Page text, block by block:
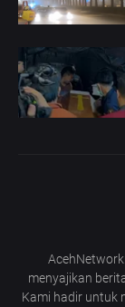
menyajikan
Kami hadir untuk